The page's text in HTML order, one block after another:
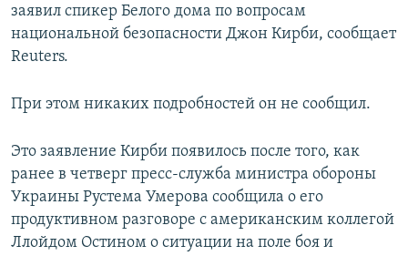
заявил спикер Белого дома по вопросам
национальной безопасности Джон Кирби, сообщает
Reuters.
При этом никаких подробностей он не сообщил.
Это заявление Кирби появилось после того, как
ранее в четверг пресс-служба министра обороны
Украины Рустема Умерова сообщила о его
продуктивном разговоре с американским коллегой
Ллойдом Остином о ситуации на поле боя и